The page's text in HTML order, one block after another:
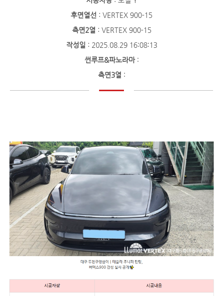
후면열선 : VERTEX 900-15
측면2열 : VERTEX 900-15
작성일 : 2025.08.29 16:08:13
썬루프&파노라마:
측면3열 :